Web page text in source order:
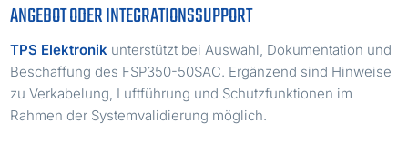
ANGEBOT ODER INTEGRATIONSSUPPORT
TPS Elektronik unterstützt bei Auswahl, Dokumentation und
Beschaffung des FSP350-50SAC. Ergänzend sind Hinweise
zu Verkabelung, Luftführung und Schutzfunktionen im
Rahmen der Systemvalidierung möglich.